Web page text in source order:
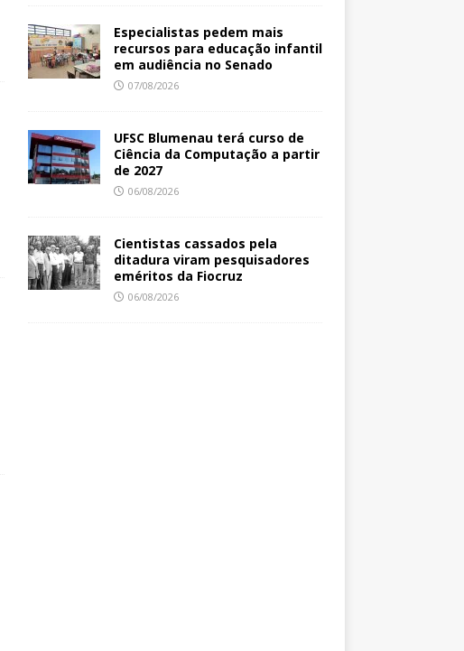
Especialistas pedem mais
recursos para educação infantil
em audiência no Senado
07/08/2026
UFSC Blumenau terá curso de
Ciência da Computação a partir
de 2027
06/08/2026
Cientistas cassados pela
ditadura viram pesquisadores
eméritos da Fiocruz
06/08/2026